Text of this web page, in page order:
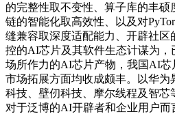
的完整性取不变性、算子库的丰
链的智能化取高效性、以及对
缝兼容取深度适配能力、开辟社
控的AI芯片及其软件生态计谋为
场所作力的AI芯片产物，我国AI芯
市场拓展方面均收成颇丰。以华
科技、壁仞科技、摩尔线程及智芯
对于泛博的AI开辟者和企业用户